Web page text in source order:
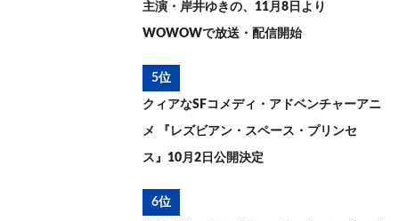
主演・岸井ゆきの、11月8日より
WOWOWで放送・配信開始
5位
クィアなSFコメディ・アドベンチャーアニ
メ 『レズビアン・スペース・プリンセ
ス』10月2日公開決定
6位